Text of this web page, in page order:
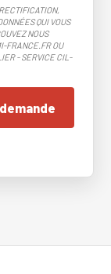
QUI VOUS
NOUS
FRANCE.FR OU
- SERVICE CIL-